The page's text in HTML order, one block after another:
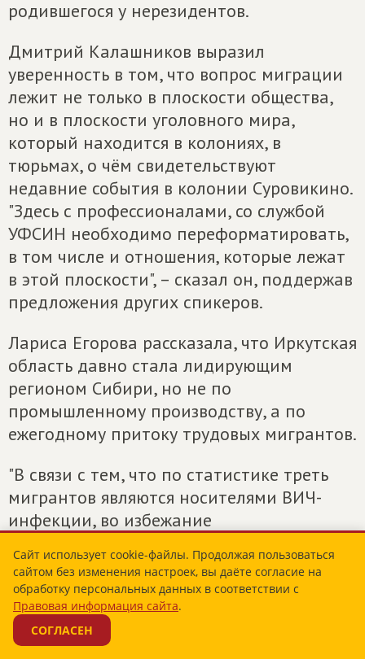
родившегося у нерезидентов.
Дмитрий Калашников выразил
уверенность в том, что вопрос миграции
лежит не только в плоскости общества,
но и в плоскости уголовного мира,
который находится в колониях, в
тюрьмах, о чём свидетельствуют
недавние события в колонии Суровикино.
"Здесь с профессионалами, со службой
УФСИН необходимо переформатировать,
в том числе и отношения, которые лежат
в этой плоскости", – сказал он, поддержав
предложения других спикеров.
Лариса Егорова рассказала, что Иркутская
область давно стала лидирующим
регионом Сибири, но не по
промышленному производству, а по
ежегодному притоку трудовых мигрантов.
"В связи с тем, что по статистике треть
мигрантов являются носителями ВИЧ-
инфекции, во избежание
заболеваний, наносящих непоправимый
вред, предлагаем включить в программу
приёма в гражданство Российской
Федерации обязательное медицинское
Сайт использует cookie-файлы. Продолжая пользоваться
сайтом без изменения настроек, вы даёте согласие на
обработку персональных данных в соответствии с
Правовая информация сайта.
СОГЛАСЕН